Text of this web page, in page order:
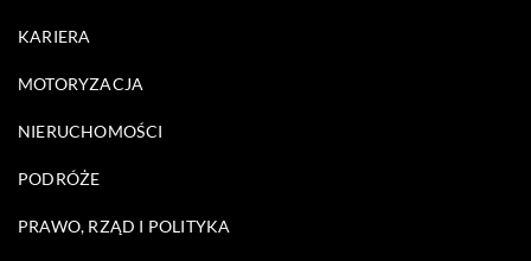
KARIERA
MOTORYZACJA
NIERUCHOMOŚCI
PODRÓŻE
PRAWO, RZĄD I POLITYKA